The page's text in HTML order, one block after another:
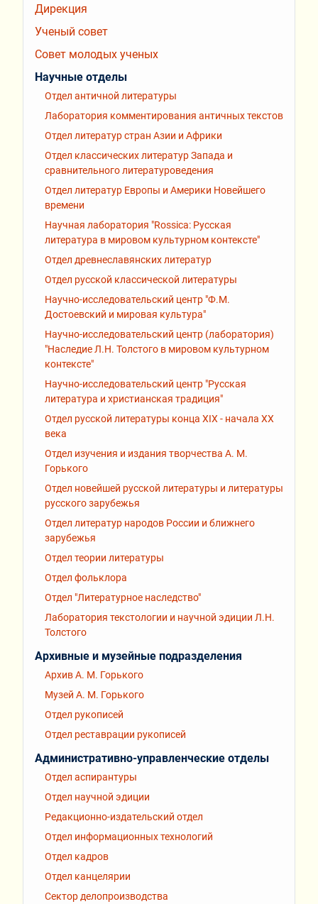
Дирекция
Ученый совет
Совет молодых ученых
Научные отделы
Отдел античной литературы
Лаборатория комментирования античных текстов
Отдел литератур стран Азии и Африки
Отдел классических литератур Запада и
сравнительного литературоведения
Отдел литератур Европы и Америки Новейшего
времени
Научная лаборатория "Rossiсa: Русская
литература в мировом культурном контексте"
Отдел древнеславянских литератур
Отдел русской классической литературы
Научно-исследовательский центр "Ф.М.
Достоевский и мировая культура"
Научно-исследовательский центр (лаборатория)
"Наследие Л.Н. Толстого в мировом культурном
контексте"
Научно-исследовательский центр "Русская
литература и христианская традиция"
Отдел русской литературы конца XIX - начала XX
века
Отдел изучения и издания творчества А. М.
Горького
Отдел новейшей русской литературы и литературы
русского зарубежья
Отдел литератур народов России и ближнего
зарубежья
Отдел теории литературы
Отдел фольклора
Отдел "Литературное наследство"
Лаборатория текстологии и научной эдиции Л.Н.
Толстого
Архивные и музейные подразделения
Архив А. М. Горького
Музей А. М. Горького
Отдел рукописей
Отдел реставрации рукописей
Административно-управленческие отделы
Отдел аспирантуры
Отдел научной эдиции
Редакционно-издательский отдел
Отдел информационных технологий
Отдел кадров
Отдел канцелярии
Сектор делопроизводства